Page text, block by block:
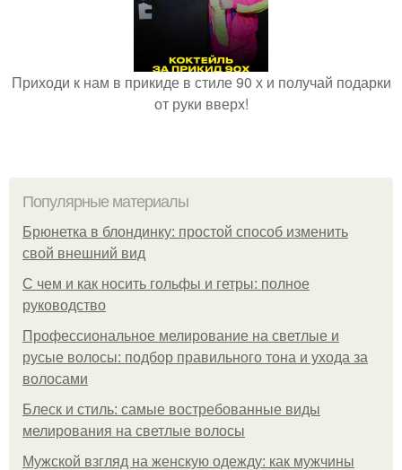
Приходи к нам в прикиде в стиле 90 х и получай подарки
от руки вверх!
Популярные материалы
Брюнетка в блондинку: простой способ изменить
свой внешний вид
С чем и как носить гольфы и гетры: полное
руководство
Профессиональное мелирование на светлые и
русые волосы: подбор правильного тона и ухода за
волосами
Блеск и стиль: самые востребованные виды
мелирования на светлые волосы
Мужской взгляд на женскую одежду: как мужчины